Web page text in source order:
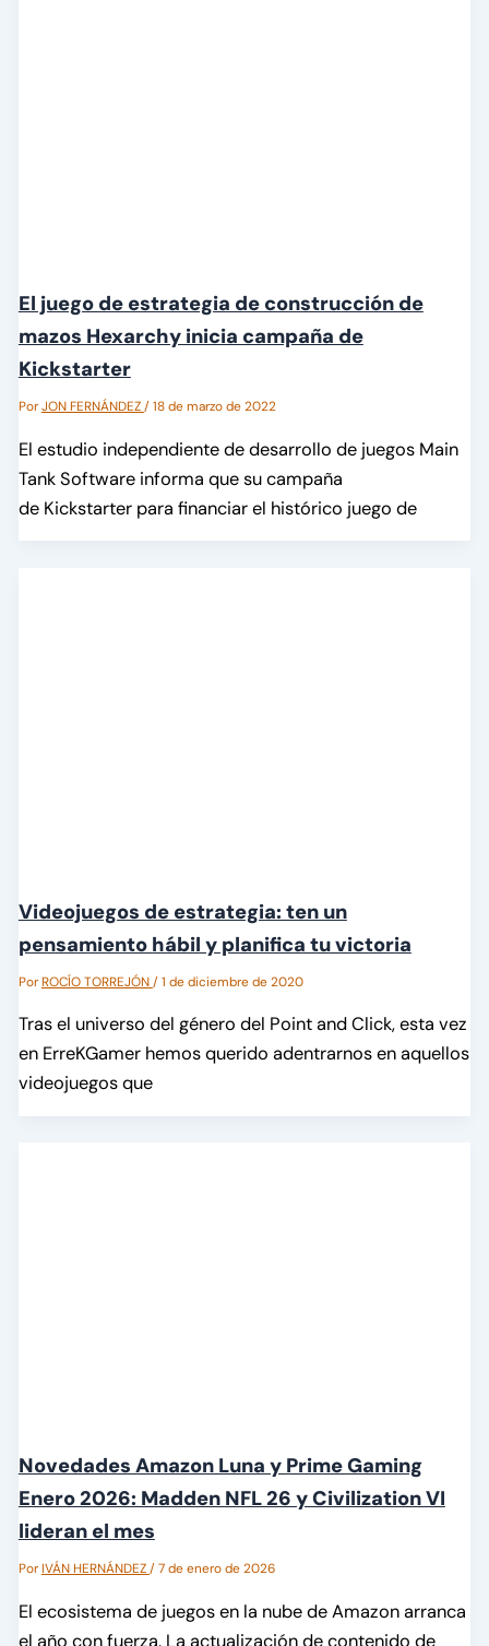
El juego de estrategia de construcción de
mazos Hexarchy inicia campaña de
Kickstarter
PorJON FERNÁNDEZ/18 de marzo de 2022
El estudio independiente de desarrollo de juegos Main
Tank Software informa que su campaña
de Kickstarter para financiar el histórico juego de
Videojuegos de estrategia: ten un
pensamiento hábil y planifica tu victoria
PorROCÍO TORREJÓN/1 de diciembre de 2020
Tras el universo del género del Point and Click, esta vez
en ErreKGamer hemos querido adentrarnos en aquellos
videojuegos que
Novedades Amazon Luna y Prime Gaming
Enero 2026: Madden NFL 26 y Civilization VI
lideran el mes
PorIVÁN HERNÁNDEZ/7 de enero de 2026
El ecosistema de juegos en la nube de Amazon arranca
el año con fuerza. La actualización de contenido de